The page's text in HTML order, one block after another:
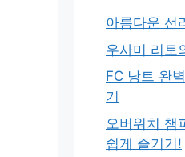
아름다운 선
우사미 리토
FC 낭트 완
기
오버워치 챔
쉽게 즐기기!